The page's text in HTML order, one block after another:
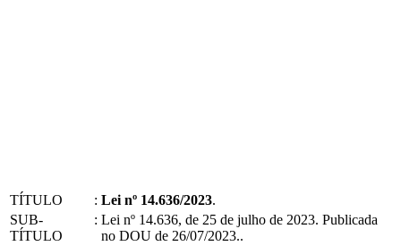
TÍTULO : Lei nº 14.636/2023.
SUB-
TÍTULO
: Lei nº 14.636, de 25 de julho de 2023. Publicada
no DOU de 26/07/2023..